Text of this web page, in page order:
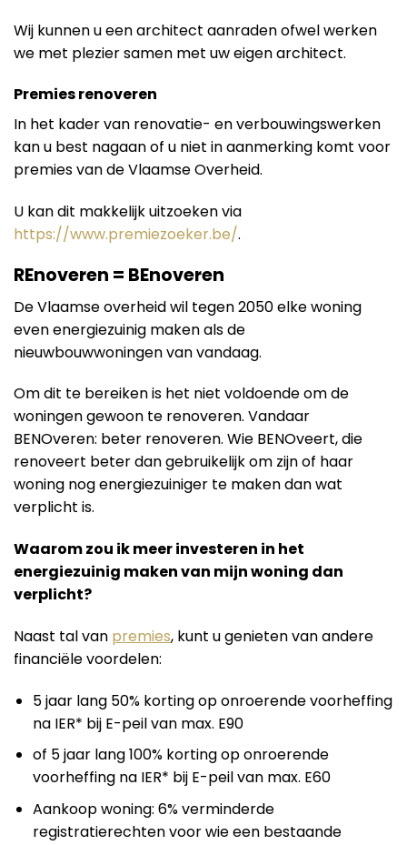
Wij kunnen u een architect aanraden ofwel werken
we met plezier samen met uw eigen architect.
Premies renoveren
In het kader van renovatie- en verbouwingswerken
kan u best nagaan of u niet in aanmerking komt voor
premies van de Vlaamse Overheid.
U kan dit makkelijk uitzoeken via
https://www.premiezoeker.be/.
REnoveren = BEnoveren
De Vlaamse overheid wil tegen 2050 elke woning
even energiezuinig maken als de
nieuwbouwwoningen van vandaag.
Om dit te bereiken is het niet voldoende om de
woningen gewoon te renoveren. Vandaar
BENOveren: beter renoveren. Wie BENOveert, die
renoveert beter dan gebruikelijk om zijn of haar
woning nog energiezuiniger te maken dan wat
verplicht is.
Waarom zou ik meer investeren in het
energiezuinig maken van mijn woning dan
verplicht?
Naast tal van premies, kunt u genieten van andere
financiële voordelen:
5 jaar lang 50% korting op onroerende voorheffing
na IER* bij E-peil van max. E90
of 5 jaar lang 100% korting op onroerende
voorheffing na IER* bij E-peil van max. E60
Aankoop woning: 6% verminderde
registratierechten voor wie een bestaande